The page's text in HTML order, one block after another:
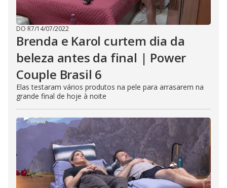
DO R7/14/07/2022
Brenda e Karol curtem dia da
beleza antes da final | Power
Couple Brasil 6
Elas testaram vários produtos na pele para arrasarem na
grande final de hoje à noite